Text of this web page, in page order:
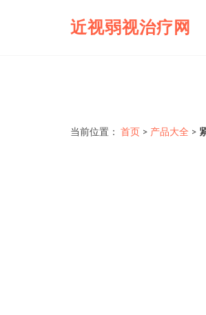
近视弱视治疗网
当前位置： 首页 > 产品大全 >